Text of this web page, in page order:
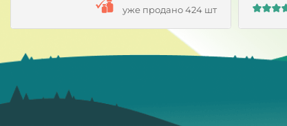
уже продано 424 шт